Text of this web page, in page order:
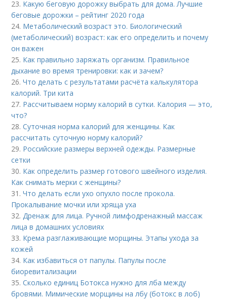
23. Какую беговую дорожку выбрать для дома. Лучшие
беговые дорожки – рейтинг 2020 года
24. Метаболический возраст это. Биологический
(метаболический) возраст: как его определить и почему
он важен
25. Как правильно заряжать организм. Правильное
дыхание во время тренировки: как и зачем?
26.Что делать с результатами расчёта калькулятора
калорий. Три кита
27. Рассчитываем норму калорий в сутки. Калория — это,
что?
28.Суточная норма калорий для женщины. Как
рассчитать суточную норму калорий?
29. Российские размеры верхней одежды. Размерные
сетки
30. Как определить размер готового швейного изделия.
Как снимать мерки с женщины?
31.Что делать если ухо опухло после прокола.
Прокалывание мочки или хряща уха
32.Дренаж для лица. Ручной лимфодренажный массаж
лица в домашних условиях
33. Крема разглаживающие морщины. Этапы ухода за
кожей
34. Как избавиться от папулы. Папулы после
биоревитализации
35.Сколько единиц Ботокса нужно для лба между
бровями. Мимические морщины на лбу (ботокс в лоб)